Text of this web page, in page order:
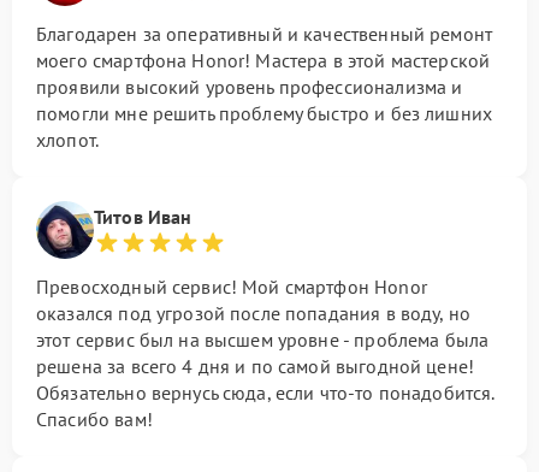
Благодарен за оперативный и качественный ремонт
моего смартфона Honor! Мастера в этой мастерской
проявили высокий уровень профессионализма и
помогли мне решить проблему быстро и без лишних
хлопот.
Титов Иван
Превосходный сервис! Мой смартфон Honor
оказался под угрозой после попадания в воду, но
этот сервис был на высшем уровне - проблема была
решена за всего 4 дня и по самой выгодной цене!
Обязательно вернусь сюда, если что-то понадобится.
Спасибо вам!